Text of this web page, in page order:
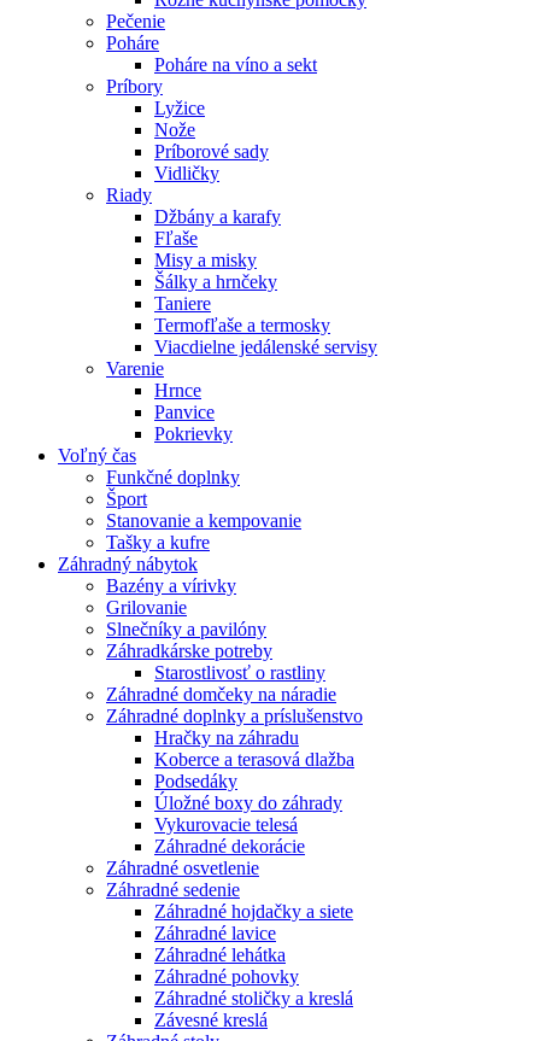
Pečenie
Poháre
Poháre na víno a sekt
Príbory
Lyžice
Nože
Príborové sady
Vidličky
Riady
Džbány a karafy
Fľaše
Misy a misky
Šálky a hrnčeky
Taniere
Termofľaše a termosky
Viacdielne jedálenské servisy
Varenie
Hrnce
Panvice
Pokrievky
Voľný čas
Funkčné doplnky
Šport
Stanovanie a kempovanie
Tašky a kufre
Záhradný nábytok
Bazény a vírivky
Grilovanie
Slnečníky a pavilóny
Záhradkárske potreby
Starostlivosť o rastliny
Záhradné domčeky na náradie
Záhradné doplnky a príslušenstvo
Hračky na záhradu
Koberce a terasová dlažba
Podsedáky
Úložné boxy do záhrady
Vykurovacie telesá
Záhradné dekorácie
Záhradné osvetlenie
Záhradné sedenie
Záhradné hojdačky a siete
Záhradné lavice
Záhradné lehátka
Záhradné pohovky
Záhradné stoličky a kreslá
Závesné kreslá